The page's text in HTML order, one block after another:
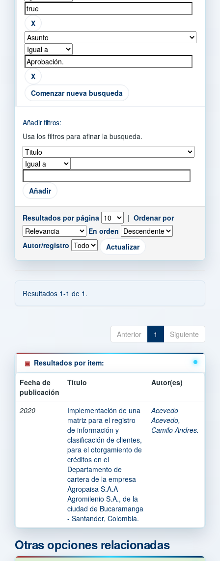
Comenzar nueva busqueda
Añadir filtros:
Usa los filtros para afinar la busqueda.
Resultados por página | Ordenar por
En orden
Autor/registro
Resultados 1-1 de 1.
Anterior 1 Siguiente
Resultados por ítem:
Fecha de
publicación
Título Autor(es)
2020
Implementación de una
matriz para el registro
de información y
clasificación de clientes,
para el otorgamiento de
créditos en el
Departamento de
cartera de la empresa
Agropaisa S.A.A –
Agromilenio S.A., de la
ciudad de Bucaramanga
- Santander, Colombia.
Acevedo
Acevedo,
Camilo Andres.
Otras opciones relacionadas